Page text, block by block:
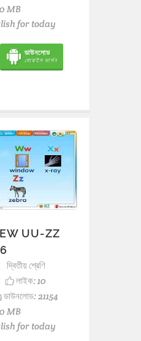
MB
for today
ডাউনলোড
মোবাইল ভার্সন
UU-ZZ
দ্বিতীয় শ্রেণি
লাইক:10
ডাউনলোড: 21154
MB
for today